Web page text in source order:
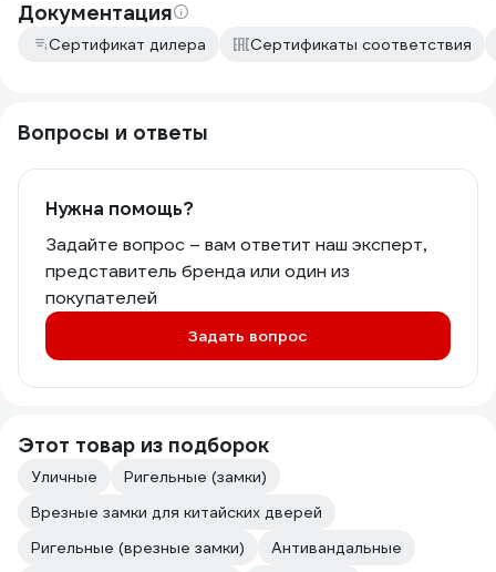
Документация
Сертификат дилера Сертификаты соответствия
Вопросы и ответы
Нужна помощь?
Задайте вопрос – вам ответит наш эксперт,
представитель бренда или один из
покупателей
Задать вопрос
Этот товар из подборок
Уличные
Ригельные (замки)
Врезные замки для китайских дверей
Ригельные (врезные замки)
Антивандальные